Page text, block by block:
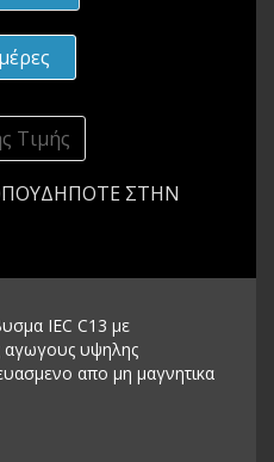
Τιμής
ΣΤΗΝ
IEC C13 με
αγωγους υψηλης
απο μη μαγνητικα